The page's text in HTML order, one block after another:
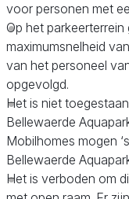
voor personen met
Op het
maximumsnelheid
van het personeel
opgevolgd.
Het is niet
Bellewaerde
Mobilhomes mogen
Bellewaerde
Het is verboden om